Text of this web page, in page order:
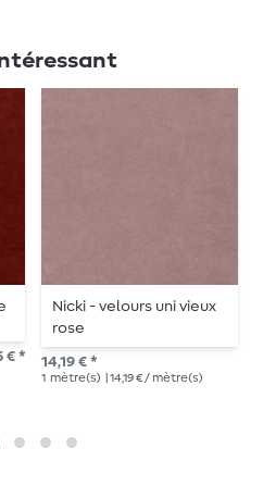
€ *
Nicki - velours uni vieux
rose
14,19 € *
1 mètre(s) | 14,19 € / mètre(s)